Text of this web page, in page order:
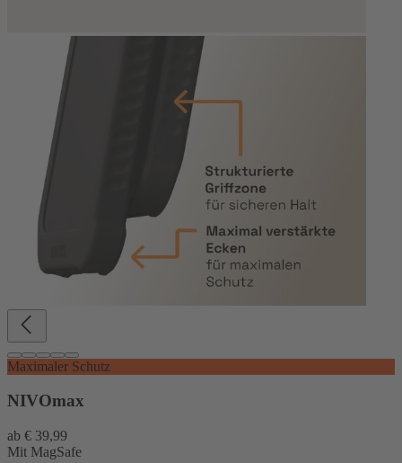
Maximaler Schutz
NIVOmax
ab € 39,99
Mit MagSafe